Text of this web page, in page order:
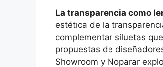
La transparencia como
estética de la
complementar siluetas
propuestas de
Showroom y Noparar